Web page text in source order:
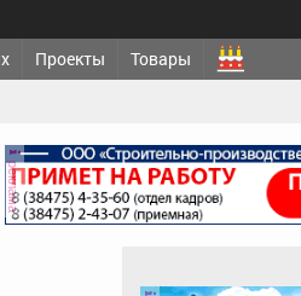
Проекты Товары
реклама